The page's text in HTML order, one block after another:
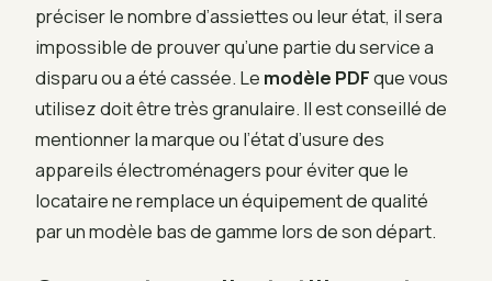
préciser le nombre d’assiettes ou leur état, il sera
impossible de prouver qu’une partie du service a
disparu ou a été cassée. Le modèle PDFque vous
utilisez doit être très granulaire. Il est conseillé de
mentionner la marque ou l’état d’usure des
appareils électroménagers pour éviter que le
locataire ne remplace un équipement de qualité
par un modèle bas de gamme lors de son départ.